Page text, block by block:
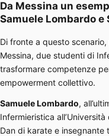
Da Messina un
Samuele Lombardo e
Di fronte a questo
Messina, due studenti di
trasformare competenze
empowerment collettivo.
Samuele Lombardo,
Infermieristica
Dan di karate e insegnante